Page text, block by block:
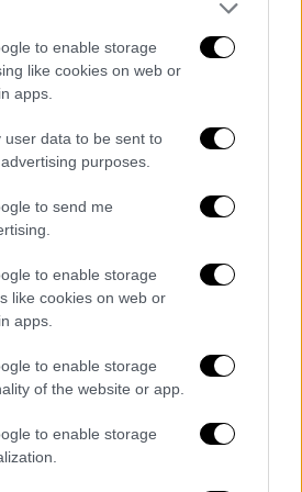
to enable storage
like cookies on web or
apps.
user data to be sent to
purposes.
to send me
to enable storage
like cookies on web or
apps.
to enable storage
of the website or app.
to enable storage
κανένα άλλο λευκό
τα αυτονόητα. Είναι
ίσοι. Δεν μπορεί ο
το χέρι και να
βοήθεια… γίνε